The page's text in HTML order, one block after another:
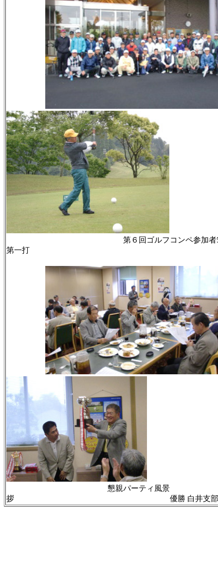
第６回ゴルフ
第一打
懇親パーティ風
拶 優勝 白井